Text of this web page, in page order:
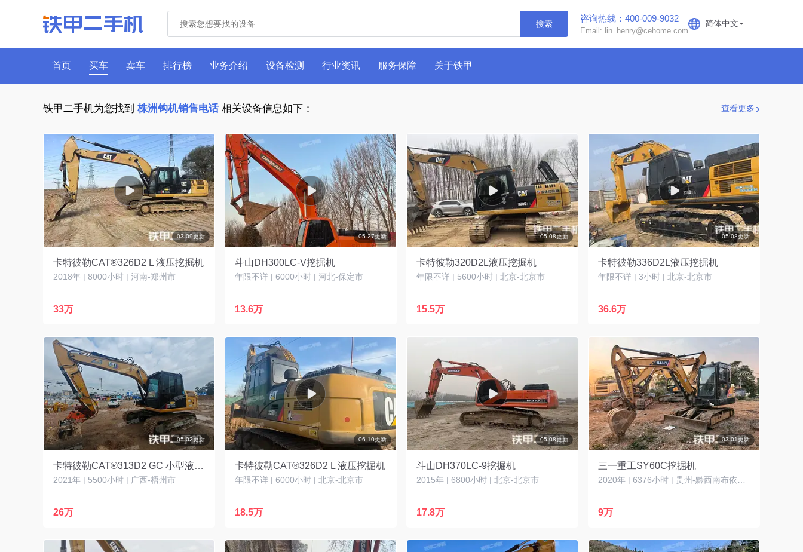
搜索
咨询热线：400-009-9032
Email: lin_henry@cehome.com
简体中文
首页 买车 卖车 排行榜 业务介绍 设备检测 行业资讯 服务保障 关于铁甲
铁甲二手机为您找到 株洲钩机销售电话相关设备信息如下： 查看更多
03-09更新
卡特彼勒CAT®326D2 L 液压挖掘机
2018年 | 8000小时 | 河南-郑州市
33万
05-27更新
斗山DH300LC-V挖掘机
年限不详 | 6000小时 | 河北-保定市
13.6万
05-08更新
卡特彼勒320D2L液压挖掘机
年限不详 | 5600小时 | 北京-北京市
15.5万
05-08更新
卡特彼勒336D2L液压挖掘机
年限不详 | 3小时 | 北京-北京市
36.6万
05-02更新
卡特彼勒CAT®313D2 GC 小型液压挖掘机
2021年 | 5500小时 | 广西-梧州市
26万
06-10更新
卡特彼勒CAT®326D2 L 液压挖掘机
年限不详 | 6000小时 | 北京-北京市
18.5万
05-08更新
斗山DH370LC-9挖掘机
2015年 | 6800小时 | 北京-北京市
17.8万
03-01更新
三一重工SY60C挖掘机
9万